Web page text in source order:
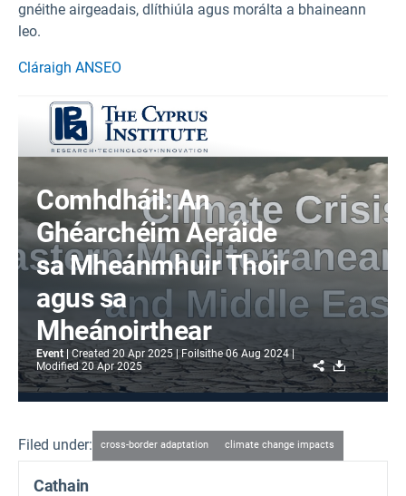
gnéithe airgeadais, dlíthiúla agus morálta a bhaineann
leo.
Cláraigh ANSEO
Comhdháil: An
Ghéarchéim Aeráide
sa Mheánmhuir Thoir
agus sa
Mheánoirthear
Event Created 20 Apr 2025 Foilsithe 06 Aug 2024
Modified 20 Apr 2025 ShareDownload
Filed under: cross-border adaptation climate change impacts
Cathain